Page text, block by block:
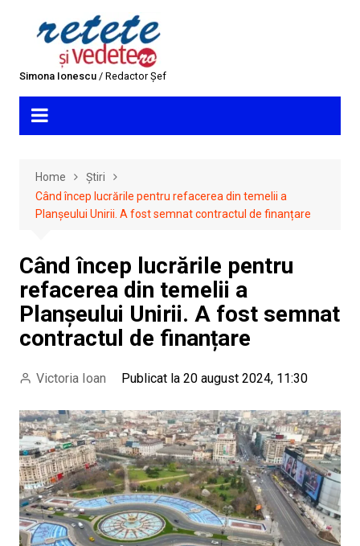
Simona Ionescu/ Redactor Șef
Home
Știri
Când încep lucrările pentru refacerea din temelii a
Planșeului Unirii. A fost semnat contractul de finanțare
Când încep lucrările pentru
refacerea din temelii a
Planșeului Unirii. A fost semnat
contractul de finanțare
Victoria Ioan Publicat la 20 august 2024, 11:30